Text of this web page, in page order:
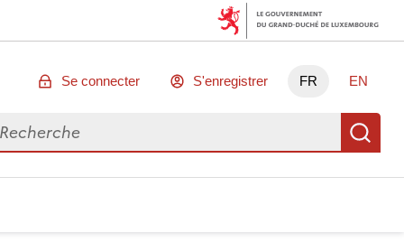
Se connecter S'enregistrer FR EN
des données